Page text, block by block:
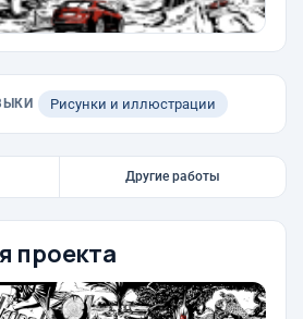
Рисунки и иллюстрации
Другие работы
проекта